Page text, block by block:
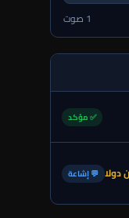
1 صوت
✅ مؤكد
💬 إشاعة